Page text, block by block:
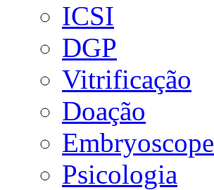
ICSI
DGP
Vitrificação
Doação
Embryoscope
Psicologia